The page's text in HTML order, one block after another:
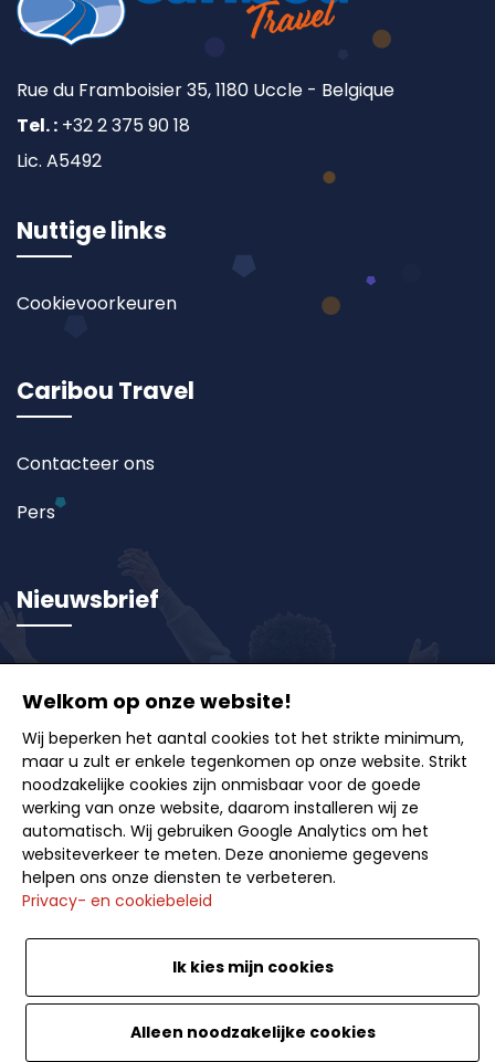
Rue du Framboisier 35, 1180 Uccle - Belgique
Tel. : +32 2 375 90 18
Lic. A5492
Nuttige links
Cookievoorkeuren
Caribou Travel
Contacteer ons
Pers
Nieuwsbrief
Schrijf u in op onze nieuwsbrief en ontvang als eerste
onze exclusieve aanbiedingen, reisideeën en tips
voor onvergetelijke uitstappen.
Inschrijven
Welkom op onze website!
Wij beperken het aantal cookies tot het strikte minimum,
maar u zult er enkele tegenkomen op onze website. Strikt
noodzakelijke cookies zijn onmisbaar voor de goede
werking van onze website, daarom installeren wij ze
automatisch. Wij gebruiken Google Analytics om het
websiteverkeer te meten. Deze anonieme gegevens
helpen ons onze diensten te verbeteren.
Privacy- en cookiebeleid
Ik kies mijn cookies
Alleen noodzakelijke cookies